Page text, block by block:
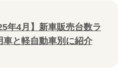
年4月】新車販売台数ラ
車と軽自動車別に紹介